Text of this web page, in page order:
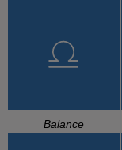
Balance